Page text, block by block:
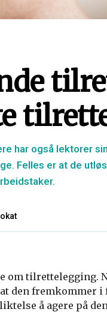
har også lektorer
Felles er at de
om tilrettelegging.
den fremkommer i
å agere på